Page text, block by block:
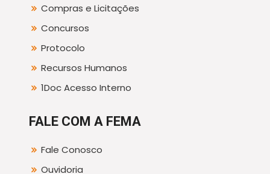
Compras e Licitações
Concursos
Protocolo
Recursos Humanos
1Doc Acesso Interno
FALE COM A FEMA
Fale Conosco
Ouvidoria